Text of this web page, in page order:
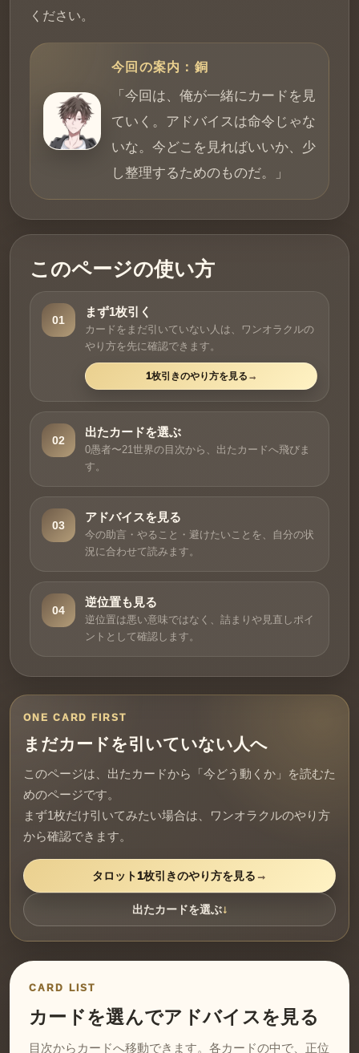
ください。
今回の案内：銅
「今回は、俺が一緒にカードを見
ていく。アドバイスは命令じゃな
いな。今どこを見ればいいか、少
し整理するためのものだ。」
このページの使い方
01
まず1枚引く
カードをまだ引いていない人は、ワンオラクルの
やり方を先に確認できます。
1枚引きのやり方を見る
02
出たカードを選ぶ
0愚者〜21世界の目次から、出たカードへ飛びま
す。
03
アドバイスを見る
今の助言・やること・避けたいことを、自分の状
況に合わせて読みます。
04
逆位置も見る
逆位置は悪い意味ではなく、詰まりや見直しポイ
ントとして確認します。
ONE CARD FIRST
まだカードを引いていない人へ
このページは、出たカードから「今どう動くか」を読むた
めのページです。
まず1枚だけ引いてみたい場合は、ワンオラクルのやり方
から確認できます。
タロット1枚引きのやり方を見る
出たカードを選ぶ
CARD LIST
カードを選んでアドバイスを見る
目次からカードへ移動できます。各カードの中で、正位